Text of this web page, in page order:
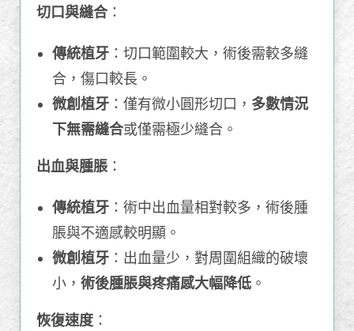
切口與縫合：
傳統植牙 ：切口範圍較大，術後需較多縫
合，傷口較長。
微創植牙 ：僅有微小圓形切口， 多數情況
下無需縫合或僅需極少縫合。
出血與腫脹 ：
傳統植牙 ：術中出血量相對較多，術後腫
脹與不適感較明顯。
微創植牙 ：出血量少，對周圍組織的破壞
小， 術後腫脹與疼痛感大幅降低 。
恢復速度 ：